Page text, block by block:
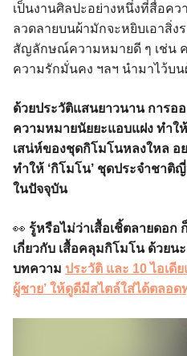
เป็นงานศิลปะอย่างหนึ่งที่สื่อค
ลวดลายบนผ้ามักจะหยิบเอาสิ่ง
สัญลักษณ์ความหมายดี ๆ เช่น
ความรักมั่นคง ฯลฯ นำมาไว้บน
ด้วยประวัติแสนยาวนาน การ
ความหมายนัยยะแอบแฝง ทำใ
เสน่ห์ของชุดกิโมโนหลงใหล อ
ทำให้ ‘กิโมโน’ ชุดประจำชา
ในปัจจุบัน
👀 รู้หรือไม่ว่าเสื้อเชิ้ตลายดอ
เกี่ยวกับ เสื้อคลุมกิโมโน ด้วยน
บทความ ประวัติ และ 10 ไอเดี
ผู้ชาย’ ให้ดูดีมีสไตล์ใส่ได้ตลอ